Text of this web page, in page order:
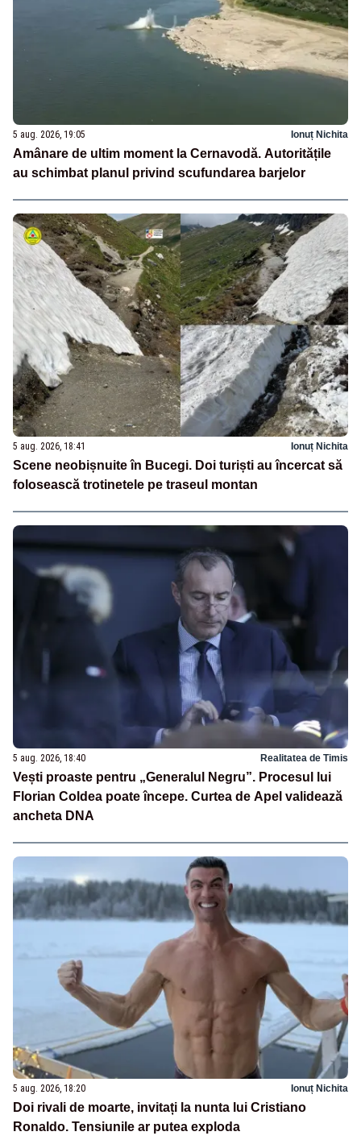
5 aug. 2026, 19:05 Ionuț Nichita
Amânare de ultim moment la Cernavodă. Autoritățile
au schimbat planul privind scufundarea barjelor
5 aug. 2026, 18:41 Ionuț Nichita
Scene neobișnuite în Bucegi. Doi turiști au încercat să
folosească trotinetele pe traseul montan
5 aug. 2026, 18:40 Realitatea de Timis
Vești proaste pentru „Generalul Negru”. Procesul lui
Florian Coldea poate începe. Curtea de Apel validează
ancheta DNA
5 aug. 2026, 18:20 Ionuț Nichita
Doi rivali de moarte, invitați la nunta lui Cristiano
Ronaldo. Tensiunile ar putea exploda